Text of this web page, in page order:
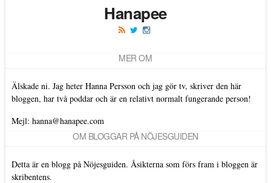
Hanapee
MER OM
Älskade ni. Jag heter Hanna Persson och jag gör tv, skriver den här
bloggen, har två poddar och är en relativt normalt fungerande person!
Mejl: hanna@hanapee.com
OM BLOGGAR PÅ NÖJESGUIDEN
Detta är en blogg på Nöjesguiden. Åsikterna som förs fram i bloggen är
skribentens.